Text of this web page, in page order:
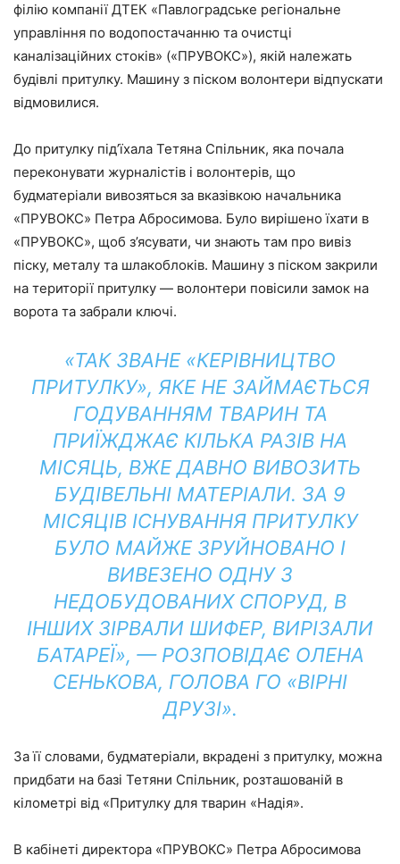
філію компанії ДТЕК «Павлоградське регіональне
управління по водопостачанню та очистці
каналізаційних стоків» («ПРУВОКС»), якій належать
будівлі притулку. Машину з піском волонтери відпускати
відмовилися.
До притулку під’їхала Тетяна Спільник, яка почала
переконувати журналістів і волонтерів, що
будматеріали вивозяться за вказівкою начальника
«ПРУВОКС» Петра Абросимова. Було вирішено їхати в
«ПРУВОКС», щоб з’ясувати, чи знають там про вивіз
піску, металу та шлакоблоків. Машину з піском закрили
на території притулку — волонтери повісили замок на
ворота та забрали ключі.
«ТАК ЗВАНЕ «КЕРІВНИЦТВО
ПРИТУЛКУ», ЯКЕ НЕ ЗАЙМАЄТЬСЯ
ГОДУВАННЯМ ТВАРИН ТА
ПРИЇЖДЖАЄ КІЛЬКА РАЗІВ НА
МІСЯЦЬ, ВЖЕ ДАВНО ВИВОЗИТЬ
БУДІВЕЛЬНІ МАТЕРІАЛИ. ЗА 9
МІСЯЦІВ ІСНУВАННЯ ПРИТУЛКУ
БУЛО МАЙЖЕ ЗРУЙНОВАНО І
ВИВЕЗЕНО ОДНУ З
НЕДОБУДОВАНИХ СПОРУД, В
ІНШИХ ЗІРВАЛИ ШИФЕР, ВИРІЗАЛИ
БАТАРЕЇ», — РОЗПОВІДАЄ ОЛЕНА
СЕНЬКОВА, ГОЛОВА ГО «ВІРНІ
ДРУЗІ».
За її словами, будматеріали, вкрадені з притулку, можна
придбати на базі Тетяни Спільник, розташованій в
кілометрі від «Притулку для тварин «Надія».
В кабінеті директора «ПРУВОКС» Петра Абросимова